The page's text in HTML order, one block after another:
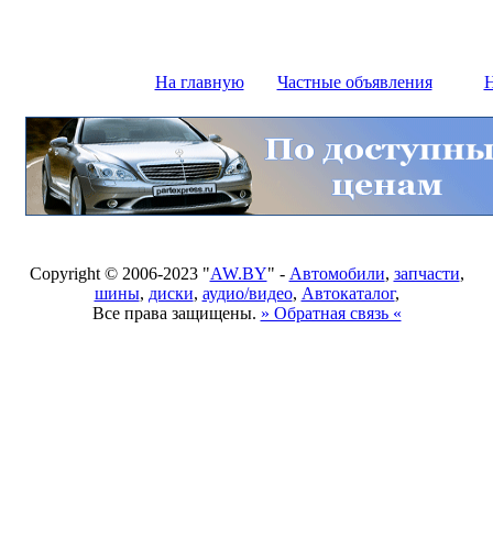
На главную Частные объявления
Copyright © 2006-2023 "AW.BY" - Автомобили, запчасти,
шины, диски, аудио/видео, Автокаталог,
Все права защищены. » Обратная связь «